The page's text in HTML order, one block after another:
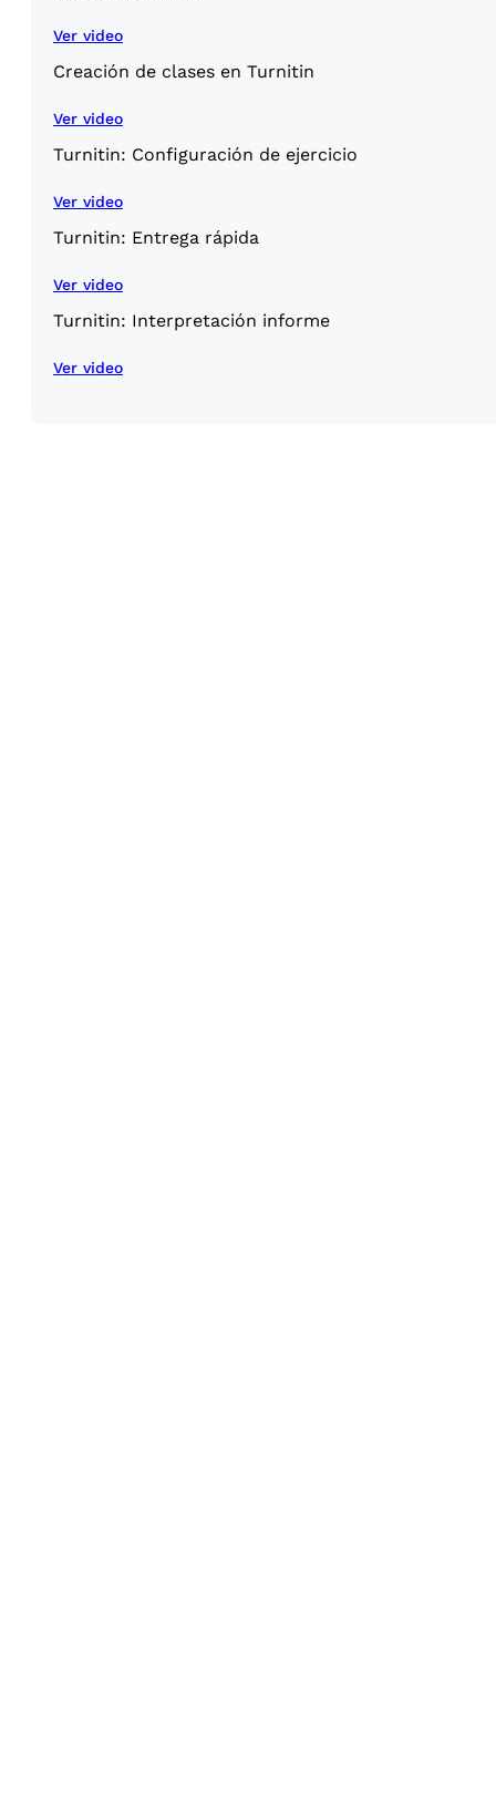
Ver video
Creación de clases en Turnitin
Ver video
Turnitin: Configuración de ejercicio
Ver video
Turnitin: Entrega rápida
Ver video
Turnitin: Interpretación informe
Ver video